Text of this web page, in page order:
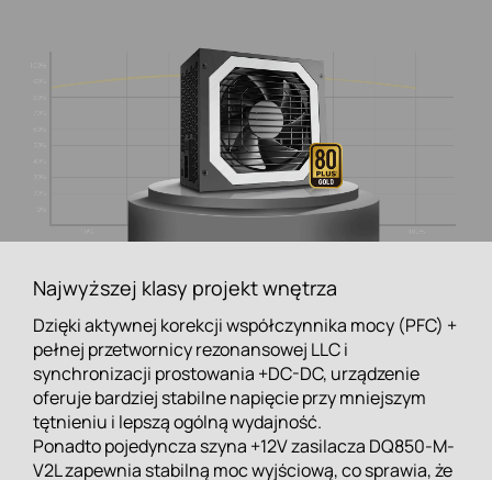
Najwyższej klasy projekt wnętrza
Dzięki aktywnej korekcji współczynnika mocy (PFC) +
pełnej przetwornicy rezonansowej LLC i
synchronizacji prostowania +DC-DC, urządzenie
oferuje bardziej stabilne napięcie przy mniejszym
tętnieniu i lepszą ogólną wydajność.
Ponadto pojedyncza szyna +12V zasilacza DQ850-M-
V2L zapewnia stabilną moc wyjściową, co sprawia, że